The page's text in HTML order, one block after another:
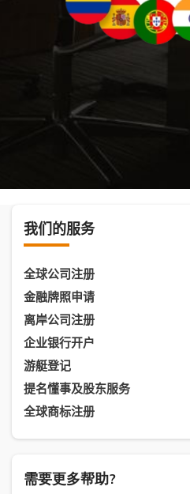
我们的服务
全球公司注册
金融牌照申请
离岸公司注册
企业银行开户
游艇登记
提名懂事及股东服务
全球商标注册
需要更多帮助?